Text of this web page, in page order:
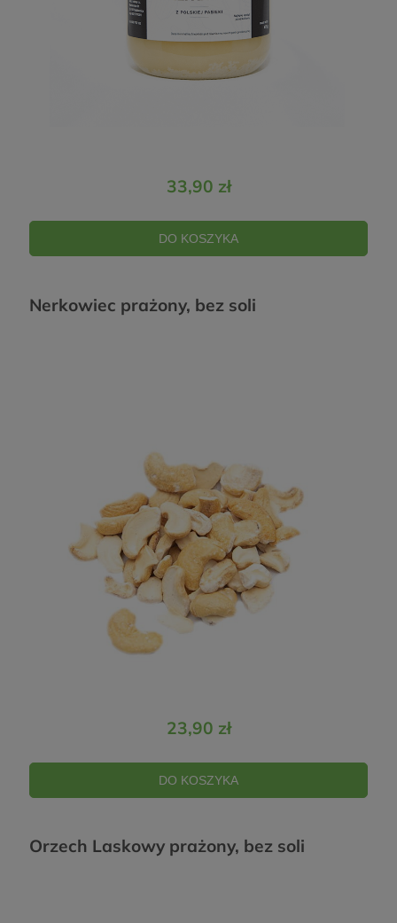
33,90 zł
DO KOSZYKA
Nerkowiec prażony, bez soli
23,90 zł
DO KOSZYKA
Orzech Laskowy prażony, bez soli